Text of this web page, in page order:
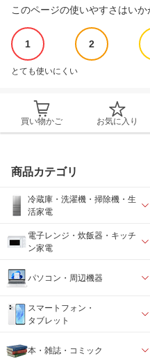
このページの使いやすさはいか
1 2
とても使いにくい
買い物かご お気に入り
商品カテゴリ
冷蔵庫・洗濯機・掃除機・生
活家電
電子レンジ・炊飯器・キッチ
ン家電
パソコン・周辺機器
スマートフォン・
タブレット
本・雑誌・コミック